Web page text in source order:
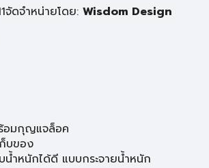
จัดจำหน่ายโดย: Wisdom Design
อมกุญแจล็อค
บของ
น้ำหนักได้ดี แบบกระจายน้ำหนัก